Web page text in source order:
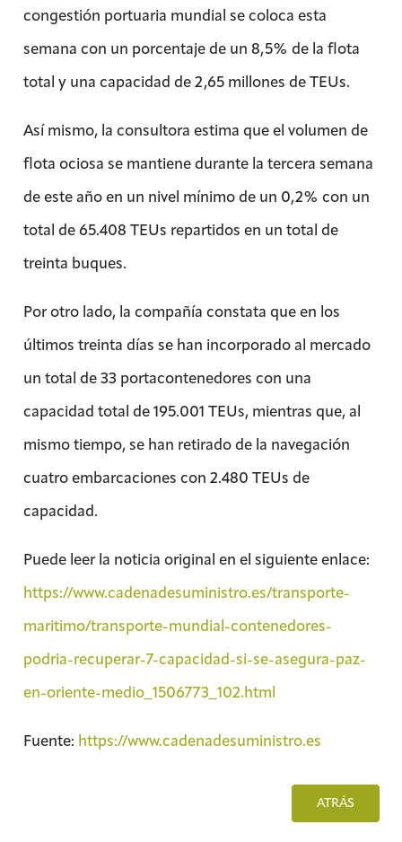
congestión portuaria mundial se coloca esta
semana con un porcentaje de un 8,5% de la flota
total y una capacidad de 2,65 millones de TEUs.
Así mismo, la consultora estima que el volumen de
flota ociosa se mantiene durante la tercera semana
de este año en un nivel mínimo de un 0,2% con un
total de 65.408 TEUs repartidos en un total de
treinta buques.
Por otro lado, la compañía constata que en los
últimos treinta días se han incorporado al mercado
un total de 33 portacontenedores con una
capacidad total de 195.001 TEUs, mientras que, al
mismo tiempo, se han retirado de la navegación
cuatro embarcaciones con 2.480 TEUs de
capacidad.
Puede leer la noticia original en el siguiente enlace:
https://www.cadenadesuministro.es/transporte-
maritimo/transporte-mundial-contenedores-
podria-recuperar-7-capacidad-si-se-asegura-paz-
en-oriente-medio_1506773_102.html
Fuente: https://www.cadenadesuministro.es
ATRÁS